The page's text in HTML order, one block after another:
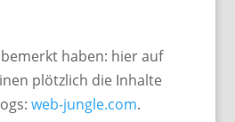
haben: hier auf
plötzlich die Inhalte
web-jungle.com.